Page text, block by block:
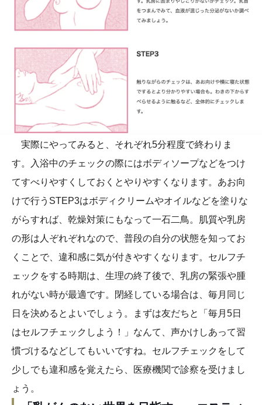
実際にやってみると、それぞれ5分程度で終わりま
す。入浴中のチェックの際にはボディソープなどをつけ
てすべりやすくしておくとやりやすくなります。あお向
けで行うSTEP3はボディクリームやオイルなどを塗りな
がらすれば、乾燥対策にもなって一石二鳥。肌質や乳房
の形は人ぞれぞれなので、普段の自分の状態を知ってお
くことで、違和感に気が付きやすくなります。セルフチ
ェックをする時期は、生理の終了後で、乳房の緊張や腫
れがない時が最適です。閉経している場合は、毎月同じ
日を決めるとよいでしょう。まずは友だちと「毎月5日
はセルフチェックしよう！」なんて、声かけしあって習
慣づけるなどしてもいいですね。セルフチェックをして
少しでも違和感を覚えたら、医療機関で診察を受けまし
ょう。